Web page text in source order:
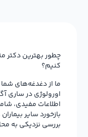
چطور بهترین دکتر
کنیم؟
ما از دغدغه‌های
اورولوژی در ساری
اطلاعات مفیدی،
بازخورد سایر
بررسی نزدیکی به